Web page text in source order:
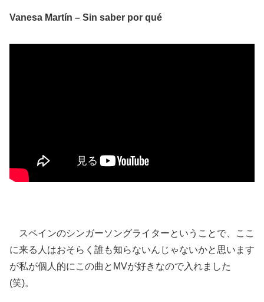
Vanesa Martín – Sin saber por qué
スペインのシンガーソングライターということで、ここ
に来る人はおそらく誰も知らないんじゃないかと思います
が私が個人的にこの曲とMVが好きなので入れました
(笑)。